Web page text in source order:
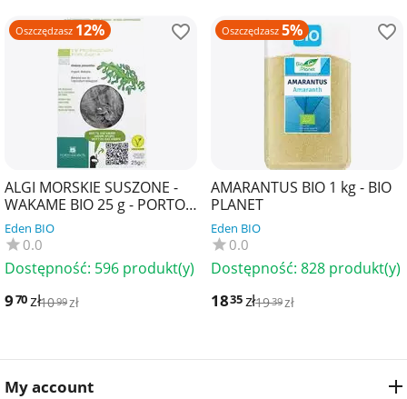
Oszczędzasz 12%
ALGI MORSKIE SUSZONE -
WAKAME BIO 25 g - PORTO
MUINOS
Eden BIO
0.0
Dostępność: 596 produkt(y)
970zł1099zł
Oszczędzasz 5%
AMARANTUS BIO 1 kg - BIO
PLANET
Eden BIO
0.0
Dostępność: 828 produkt(y)
1835zł1939zł
My account